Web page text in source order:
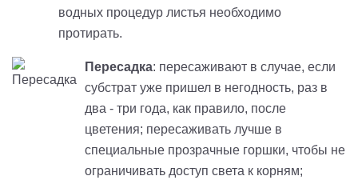
водных процедур листья необходимо
протирать.
Пересадка: пересаживают в случае, если
субстрат уже пришел в негодность, раз в
два - три года, как правило, после
цветения; пересаживать лучше в
специальные прозрачные горшки, чтобы не
ограничивать доступ света к корням;